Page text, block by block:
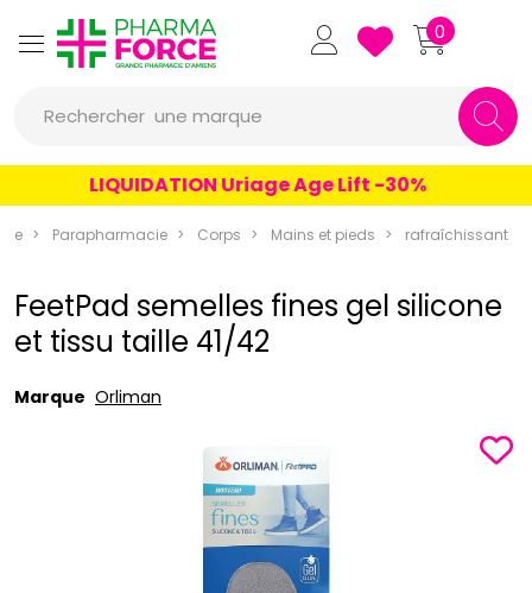
Pharmaforce Grande Pharmacie
0
Rechercher
un produit
une marque
LIQUIDATION Uriage Age Lift -30%
Parapharmacie Corps Mains et pieds rafraîchissant
FeetPad semelles fines gel silicone
et tissu taille 41/42
Marque Orliman